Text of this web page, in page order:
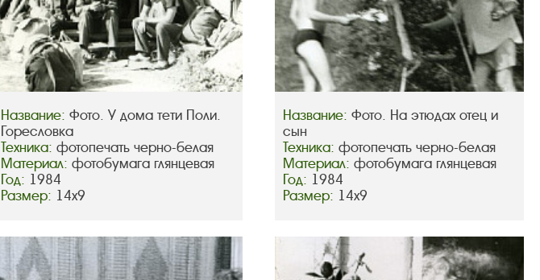
Название:Фото. У дома тети Поли.
Горесловка
Техника:фотопечать черно-белая
Материал:фотобумага глянцевая
Год: 1984
Размер: 14х9
Название: Фото. На этюдах отец и
сын
Техника: фотопечать черно-белая
Материал: фотобумага глянцевая
Год: 1984
Размер: 14х9